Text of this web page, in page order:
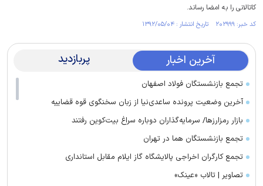
کاتالانی را به امضا رساند.
کد خبر: ۲۰۲۹۹۹ تاریخ انتشار : ۱۳۹۲/۰۵/۰۴
آخرین اخبار پربازدید
تجمع بازنشستگان فولاد اصفهان
آخرین وضعیت پرونده ساعدی‌نیا از زبان سخنگوی قوه قضاییه
بازار رمزارز‌ها/ سرمایه‌گذاران دوباره سراغ بیت‌کوین رفتند
تجمع بازنشستگان هما در تهران
تجمع کارگران اخراجی پالایشگاه گاز ایلام مقابل استانداری
تصاویر | تالاب «عینک»